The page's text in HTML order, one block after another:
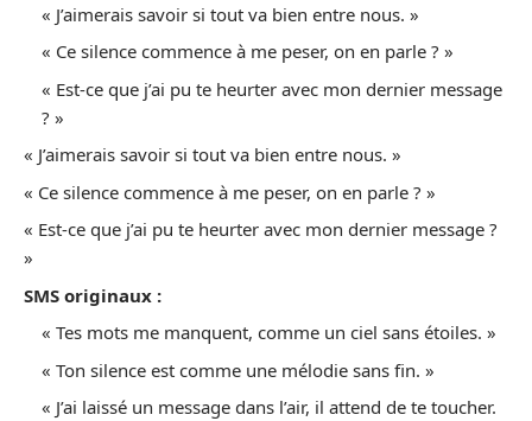
« J’aimerais savoir si tout va bien entre nous. »
« Ce silence commence à me peser, on en parle ? »
« Est-ce que j’ai pu te heurter avec mon dernier message
? »
« J’aimerais savoir si tout va bien entre nous. »
« Ce silence commence à me peser, on en parle ? »
« Est-ce que j’ai pu te heurter avec mon dernier message ?
»
SMS originaux :
« Tes mots me manquent, comme un ciel sans étoiles. »
« Ton silence est comme une mélodie sans fin. »
« J’ai laissé un message dans l’air, il attend de te toucher.